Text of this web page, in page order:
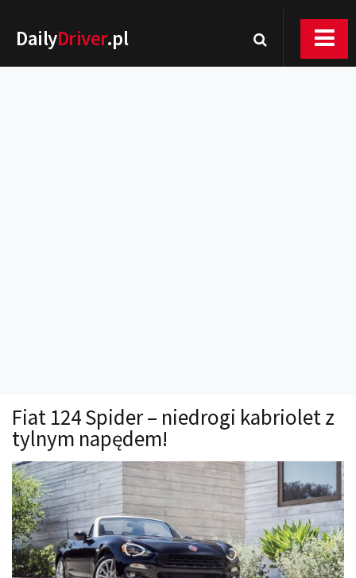
DailyDriver.pl
Technika jazdy
Oświetlenie
Kalkulatory
Przelicznik mocy
Auto z niemiec
Galerie
Fiat 124 Spider – niedrogi kabriolet z
tylnym napędem!